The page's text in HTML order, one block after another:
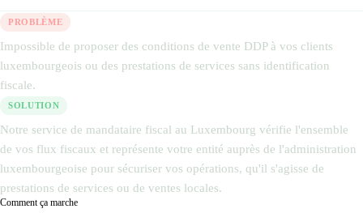
PROBLÈME
Impossible de proposer des conditions de vente DDP à vos clients
luxembourgeois ou des prestations de services sans identification
fiscale.
SOLUTION
Notre service de mandataire fiscal au Luxembourg vérifie l'ensemble
de vos flux fiscaux et représente votre entité auprès de l'administration
luxembourgeoise pour sécuriser vos opérations, qu'il s'agisse de
prestations de services ou de ventes locales.
Comment ça marche